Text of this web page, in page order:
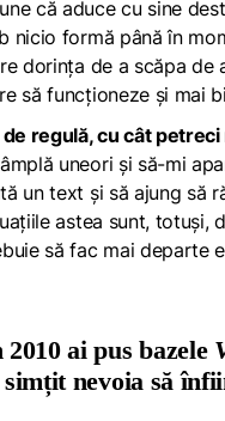
că aduce cu sine
nicio formă până în
dorința de a scăpa de
să funcționeze și mai
de regulă, cu cât
uneori și să-mi
un text și să ajung să
astea sunt, totuși,
să fac mai departe
ai pus bazele
nevoia să